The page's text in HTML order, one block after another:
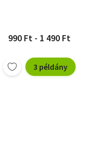
990 Ft - 1 490 Ft
3 példány